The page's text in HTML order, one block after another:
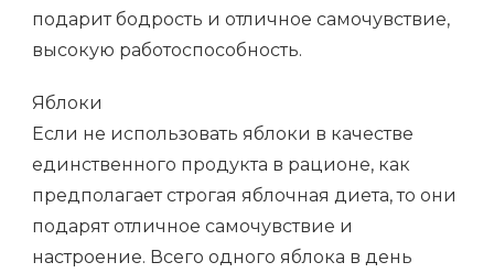
подарит бодрость и отличное самочувствие,
высокую работоспособность.
Яблоки
Если не использовать яблоки в качестве
единственного продукта в рационе, как
предполагает строгая яблочная диета, то они
подарят отличное самочувствие и
настроение. Всего одного яблока в день